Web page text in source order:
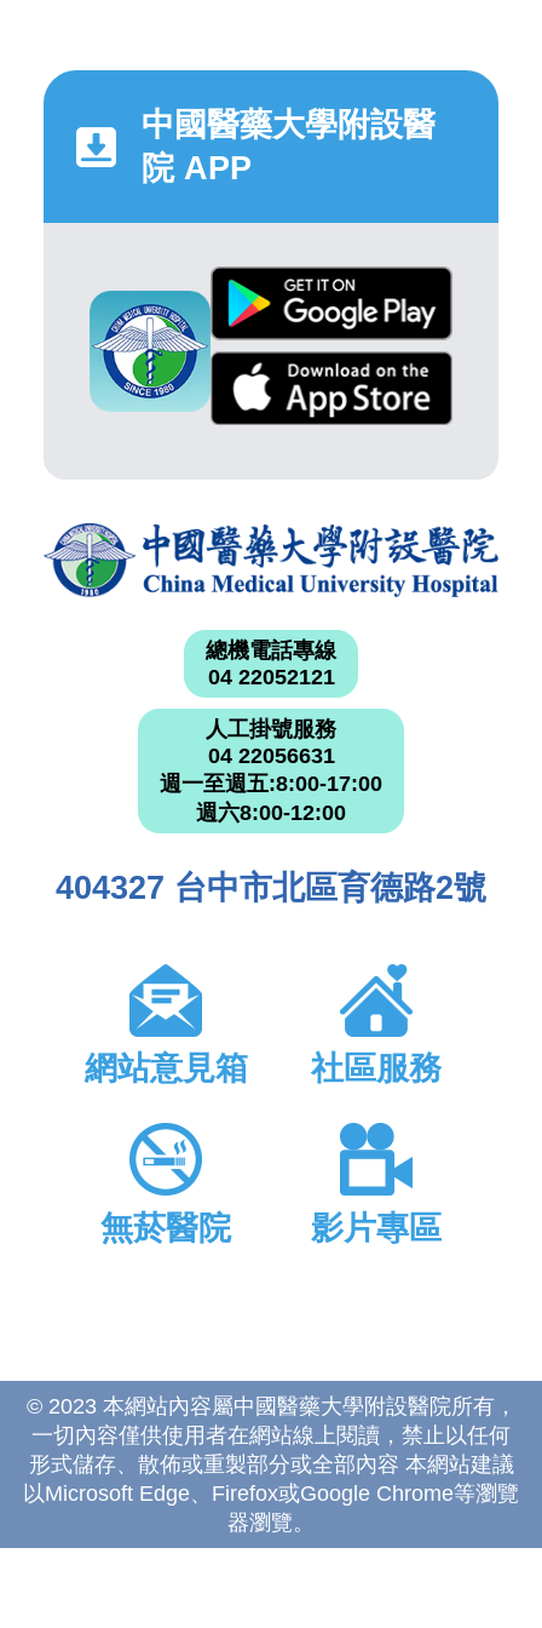
中國醫藥大學附設醫
院 APP
總機電話專線
04 22052121
人工掛號服務
04 22056631
週一至週五:8:00-17:00
週六8:00-12:00
404327 台中市北區育德路2號
網站意見箱 社區服務
無菸醫院 影片專區
© 2023 本網站內容屬中國醫藥大學附設醫院所有，
一切內容僅供使用者在網站線上閱讀，禁止以任何
形式儲存、散佈或重製部分或全部內容 本網站建議
以Microsoft Edge、Firefox或Google Chrome等瀏覽
器瀏覽。